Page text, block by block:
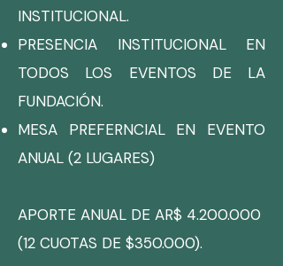
INSTITUCIONAL.
PRESENCIA INSTITUCIONAL EN
TODOS LOS EVENTOS DE LA
FUNDACIÓN.
MESA PREFERNCIAL EN EVENTO
ANUAL (2 LUGARES)
APORTE ANUAL DE AR$ 4.200.000
(12 CUOTAS DE $350.000).